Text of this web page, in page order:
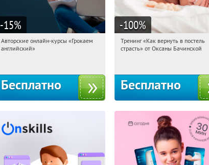
-15%
02:12:10 Получили:
Авторские онлайн-курсы «Грокаем
английский»
Бесплатно
-100%
02:12:10 Получили:
Тренинг «Как вернуть в постель
страсть» от Оксаны Бачинской
Бесплатно